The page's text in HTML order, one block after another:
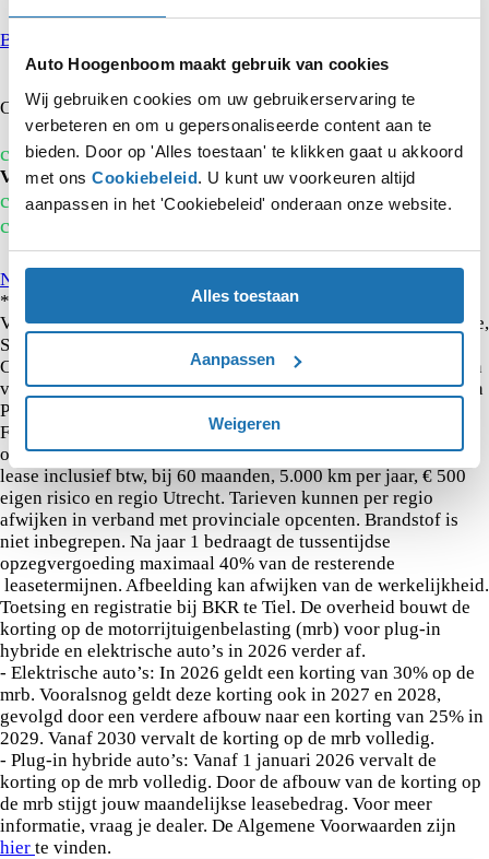
Auto Hoogenboom maakt gebruik van cookies
Wij gebruiken cookies om uw gebruikerservaring te
verbeteren en om u gepersonaliseerde content aan te
bieden. Door op 'Alles toestaan' te klikken gaat u akkoord
met ons Cookiebeleid. U kunt uw voorkeuren altijd
aanpassen in het 'Cookiebeleid' onderaan onze website.
Alles toestaan
Aanpassen
Weigeren
Bekijk alle Seat Acties
Ontvang een vrijblijvend inruilvoorstel voor uw auto.
check_circle Vestigingen inRotterdam, Spijkenisse,
Vlaardingen
check_circle Chatservice van8.00 - 23.00 uur
check_circle
Kunnen wij u helpen?
Neem contact op
* Hoogenboom biedt de private leaseproducten aan van
Volkswagen Pon Financial Services. Volkswagen Private Lease,
SEAT Private Lease, Škoda Private lease. Audi Private Lease,
CUPRA Private Lease en XLEasy wordt onder de voorwaarden
van het Keurmerk Private Lease aangeboden door Volkswagen
Pon Financial Services, handelsnaam van Volkswagen Pon
Financial Services B.V., ingeschreven in het Handelsregister
onder nummer 20073305. Vanaf tarieven zijn o.b.v. private
lease inclusief btw, bij 60 maanden, 5.000 km per jaar, € 500
eigen risico en regio Utrecht. Tarieven kunnen per regio
afwijken in verband met provinciale opcenten. Brandstof is
niet inbegrepen. Na jaar 1 bedraagt de tussentijdse
opzegvergoeding maximaal 40% van de resterende
leasetermijnen. Afbeelding kan afwijken van de werkelijkheid.
Toetsing en registratie bij BKR te Tiel. De overheid bouwt de
korting op de motorrijtuigenbelasting (mrb) voor plug-in
hybride en elektrische auto’s in 2026 verder af.
- Elektrische auto’s: In 2026 geldt een korting van 30% op de
mrb. Vooralsnog geldt deze korting ook in 2027 en 2028,
gevolgd door een verdere afbouw naar een korting van 25% in
2029. Vanaf 2030 vervalt de korting op de mrb volledig.
- Plug-in hybride auto’s: Vanaf 1 januari 2026 vervalt de
korting op de mrb volledig. Door de afbouw van de korting op
de mrb stijgt jouw maandelijkse leasebedrag. Voor meer
informatie, vraag je dealer. De Algemene Voorwaarden zijn
hier te vinden.